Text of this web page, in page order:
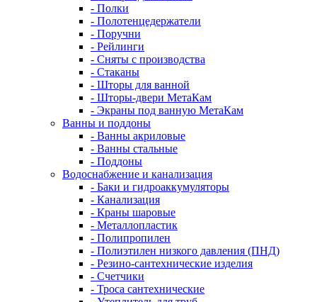
- Полки
- Полотенцедержатели
- Поручни
- Рейлинги
- Сняты с производства
- Стаканы
- Шторы для ванной
- Шторы-двери МетаКам
- Экраны под ванную МетаКам
Ванны и поддоны
- Ванны акриловые
- Ванны стальные
- Поддоны
Водоснабжение и канализация
- Баки и гидроаккумуляторы
- Канализация
- Краны шаровые
- Металлопластик
- Полипропилен
- Полиэтилен низкого давления (ПНД)
- Резино-сантехнические изделия
- Счетчики
- Троса сантехнические